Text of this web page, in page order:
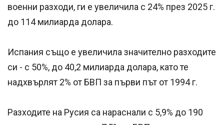
военни разходи, ги е увеличила с 24% през 2025 г.
до 114 милиарда долара.
Испания също е увеличила значително разходите
си - с 50%, до 40,2 милиарда долара, като те
надхвърлят 2% от БВП за първи път от 1994 г.
Разходите на Русия са нараснали с 5,9% до 190